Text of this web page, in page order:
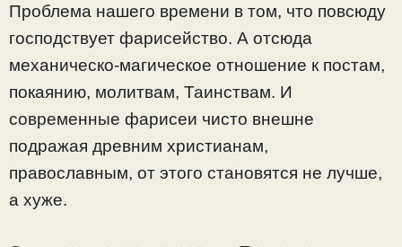
Проблема нашего времени в том, что повсюду
господствует фарисейство. А отсюда
механическо-магическое отношение к постам,
покаянию, молитвам, Таинствам. И
современные фарисеи чисто внешне
подражая древним христианам,
православным, от этого становятся не лучше,
а хуже.